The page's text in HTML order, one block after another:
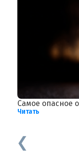
Самое опасное
Читать